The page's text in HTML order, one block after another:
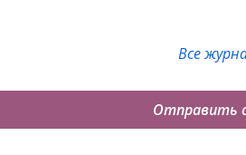
Все
Отправить